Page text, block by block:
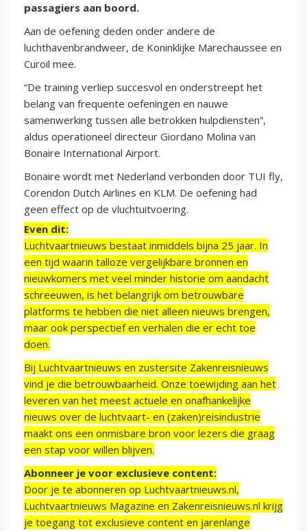
passagiers aan boord.
Aan de oefening deden onder andere de
luchthavenbrandweer, de Koninklijke Marechaussee en
Curoil mee.
“De training verliep succesvol en onderstreept het
belang van frequente oefeningen en nauwe
samenwerking tussen alle betrokken hulpdiensten”,
aldus operationeel directeur Giordano Molina van
Bonaire International Airport.
Bonaire wordt met Nederland verbonden door TUI fly,
Corendon Dutch Airlines en KLM. De oefening had
geen effect op de vluchtuitvoering.
Even dit:
Luchtvaartnieuws bestaat inmiddels bijna 25 jaar. In
een tijd waarin talloze vergelijkbare bronnen en
nieuwkomers met veel minder historie om aandacht
schreeuwen, is het belangrijk om betrouwbare
platforms te hebben die niet alleen nieuws brengen,
maar ook perspectief en verhalen die er echt toe
doen.
Bij Luchtvaartnieuws en zustersite Zakenreisnieuws
vind je die betrouwbaarheid. Onze toewijding aan het
leveren van het meest actuele en onafhankelijke
nieuws over de luchtvaart- en (zaken)reisindustrie
maakt ons een onmisbare bron voor lezers die graag
een stap voor willen blijven.
Abonneer je voor exclusieve content:
Door je te abonneren op Luchtvaartnieuws.nl,
Luchtvaartnieuws Magazine en Zakenreisnieuws.nl krijg
je toegang tot exclusieve content en jarenlange